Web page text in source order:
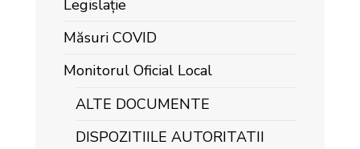
Legislație
Măsuri COVID
Monitorul Oficial Local
ALTE DOCUMENTE
DISPOZITIILE AUTORITATII